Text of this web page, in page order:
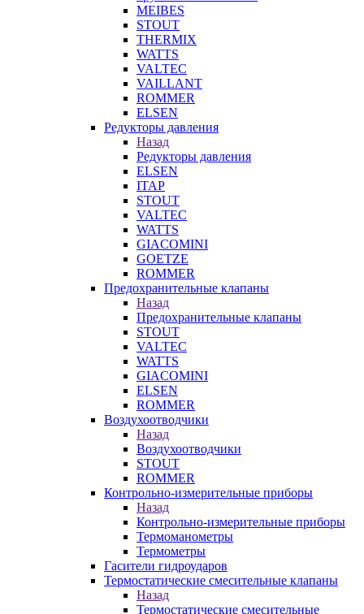
MEIBES
STOUT
THERMIX
WATTS
VALTEC
VAILLANT
ROMMER
ELSEN
Редукторы давления
Назад
Редукторы давления
ELSEN
ITAP
STOUT
VALTEC
WATTS
GIACOMINI
GOETZE
ROMMER
Предохранительные клапаны
Назад
Предохранительные клапаны
STOUT
VALTEC
WATTS
GIACOMINI
ELSEN
ROMMER
Воздухоотводчики
Назад
Воздухоотводчики
STOUT
ROMMER
Контрольно-измерительные приборы
Назад
Контрольно-измерительные приборы
Термоманометры
Термометры
Гасители гидроударов
Термостатические смесительные клапаны
Назад
Термостатические смесительные